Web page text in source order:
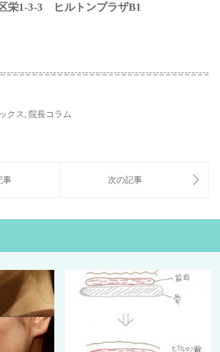
栄1-3-3 ヒルトンプラザB1
クス, 院長コラム